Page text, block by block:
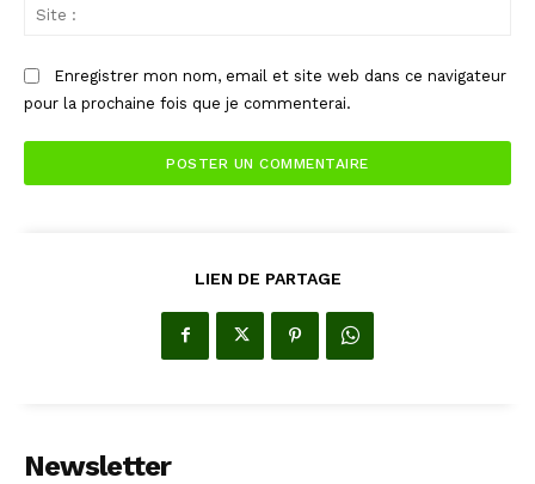
Enregistrer mon nom, email et site web dans ce navigateur
pour la prochaine fois que je commenterai.
LIEN DE PARTAGE
Newsletter